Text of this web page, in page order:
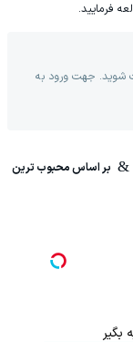
فرمایید.
شوید. جهت ورود به
بر اساس محبوب ترین